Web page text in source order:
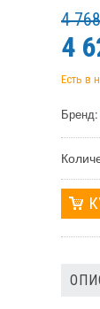
4
4
Есть в
Бренд: